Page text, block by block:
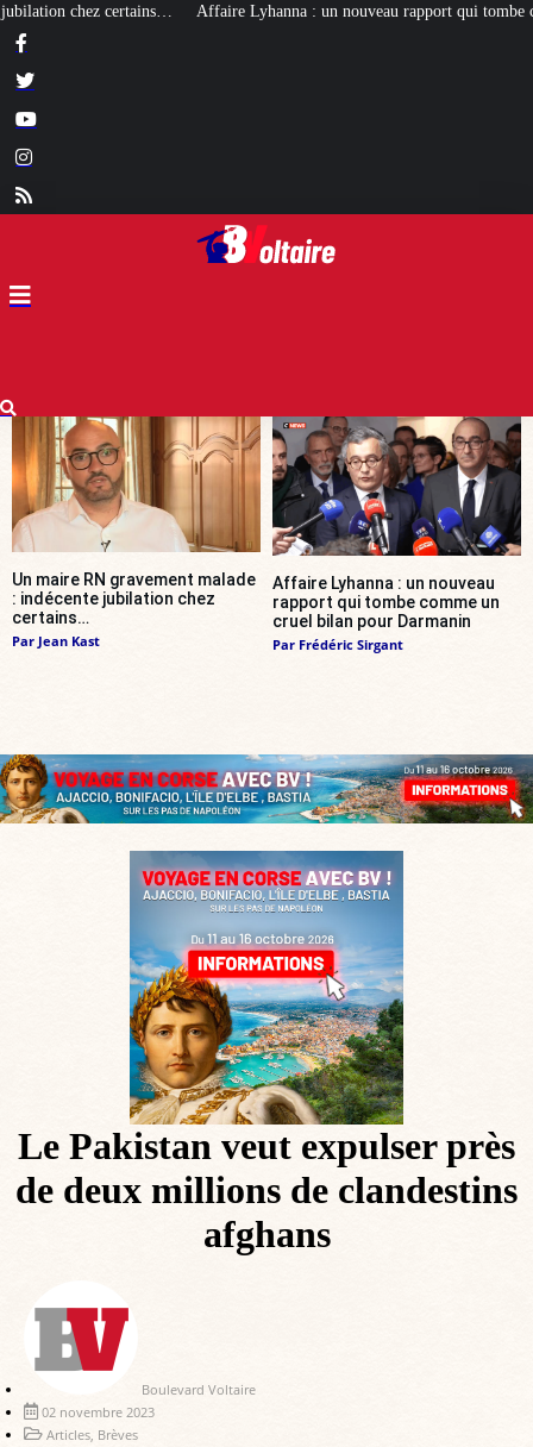
Lyhanna : un nouveau rapport qui tombe comme un cruel bilan pour
Un maire RN gravement malade
: indécente jubilation chez
certains…
Par Jean Kast
Affaire Lyhanna : un nouveau
rapport qui tombe comme un
cruel bilan pour Darmanin
Par Frédéric Sirgant
Le Pakistan veut expulser près
de deux millions de clandestins
afghans
Boulevard Voltaire
02 novembre 2023
Articles, Brèves